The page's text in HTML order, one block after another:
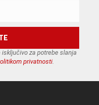
za potrebe slanja
privatnosti.